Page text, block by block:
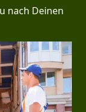
nach Deinen